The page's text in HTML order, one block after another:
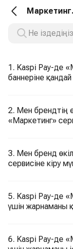
1. Kaspi Pay-де
баннеріне
2. Мен брендтің
«Маркетинг»
3. Мен бренд
сервисіне кіру
5. Kaspi Pay-де
үшін жарнаманы
6. Kaspi Pay-де